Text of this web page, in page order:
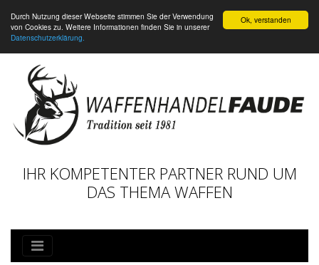
Ok, verstanden
Durch Nutzung dieser Webseite stimmen Sie der Verwendung
von Cookies zu. Weitere Informationen finden Sie in unserer
Datenschutzerklärung.
IHR KOMPETENTER PARTNER RUND UM
DAS THEMA WAFFEN